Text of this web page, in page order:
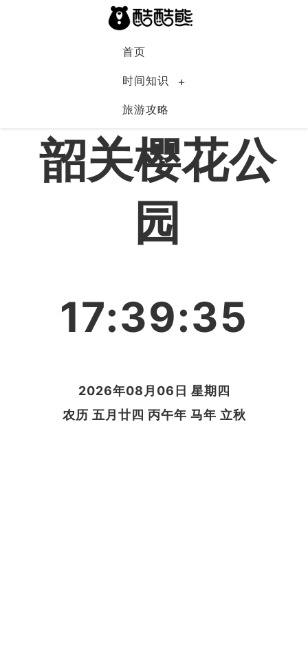
首页
时间知识
旅游攻略
中国
韶关樱花公
园
17:39:35
2026年08月06日 星期四
农历 五月廿四 丙午年 马年 立秋